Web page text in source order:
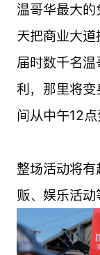
温哥华最大
天把商业大道
届时数千名
利，那里将
间从中午12点
整场活动将
贩、娱乐活动